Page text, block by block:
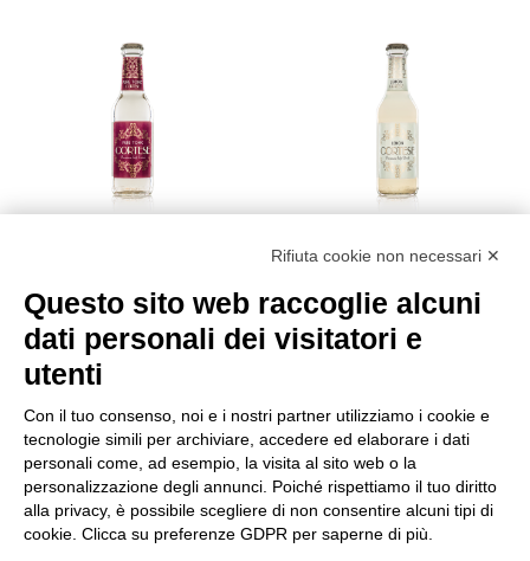
CORTESE TONICA CL.20
CORTESE LEMON CL.20
Vedi
1 2 3 4 →
Rifiuta cookie non necessari ✕
Questo sito web raccoglie alcuni
dati personali dei visitatori e
utenti
Con il tuo consenso, noi e i nostri partner utilizziamo i cookie e
tecnologie simili per archiviare, accedere ed elaborare i dati
personali come, ad esempio, la visita al sito web o la
personalizzazione degli annunci. Poiché rispettiamo il tuo diritto
alla privacy, è possibile scegliere di non consentire alcuni tipi di
cookie. Clicca su preferenze GDPR per saperne di più.